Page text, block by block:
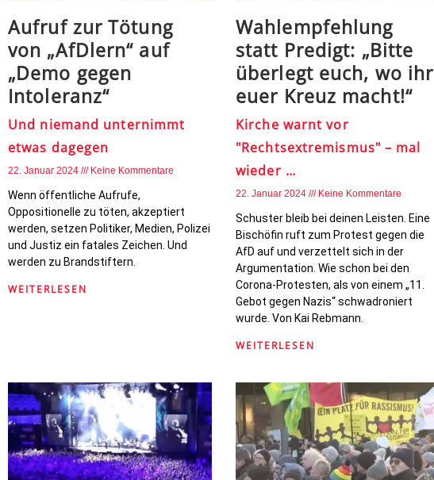
Aufruf zur Tötung
von „AfDlern“ auf
„Demo gegen
Intoleranz“
Und niemand unternimmt
etwas dagegen
22. Januar 2024 Keine Kommentare
Wenn öffentliche Aufrufe,
Oppositionelle zu töten, akzeptiert
werden, setzen Politiker, Medien, Polizei
und Justiz ein fatales Zeichen. Und
werden zu Brandstiftern.
WEITERLESEN
Wahlempfehlung
statt Predigt: „Bitte
überlegt euch, wo ihr
euer Kreuz macht!“
Kirche warnt vor
"Rechtsextremismus" – mal
wieder …
22. Januar 2024 Keine Kommentare
Schuster bleib bei deinen Leisten. Eine
Bischöfin ruft zum Protest gegen die
AfD auf und verzettelt sich in der
Argumentation. Wie schon bei den
Corona-Protesten, als von einem „11.
Gebot gegen Nazis“ schwadroniert
wurde. Von Kai Rebmann.
WEITERLESEN